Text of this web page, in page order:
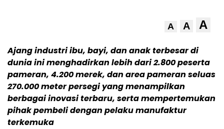
A A A
Ajang industri ibu, bayi, dan anak terbesar di
dunia ini menghadirkan lebih dari 2.800 peserta
pameran, 4.200 merek, dan area pameran seluas
270.000 meter persegi yang menampilkan
berbagai inovasi terbaru, serta mempertemukan
pihak pembeli dengan pelaku manufaktur
terkemuka